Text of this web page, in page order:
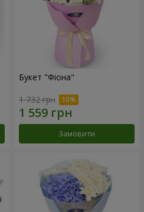
Букет "Фіона"
1 732 грн
Замовити